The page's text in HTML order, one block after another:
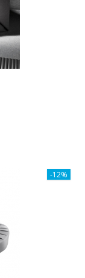
-12%